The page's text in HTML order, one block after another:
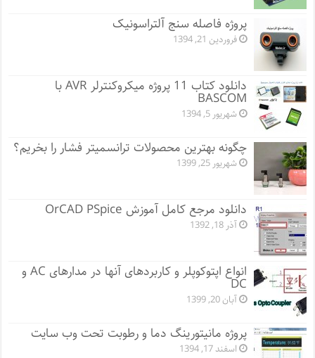
پروژه فاصله سنج آلتراسونیک
فروردین 21, 1394
دانلود کتاب 11 پروژه میکروکنترلر AVR با
BASCOM
شهریور 5, 1394
چگونه بهترین محصولات ترانسمیتر فشار را بخریم؟
شهریور 25, 1399
دانلود مرجع کامل آموزش OrCAD PSpice
آذر 18, 1392
انواع اپتوکوپلر و کاربردهای آنها در مدارهای AC و
DC
آبان 20, 1399
پروژه مانيتورينگ دما و رطوبت تحت وب سایت
اسفند 17, 1394